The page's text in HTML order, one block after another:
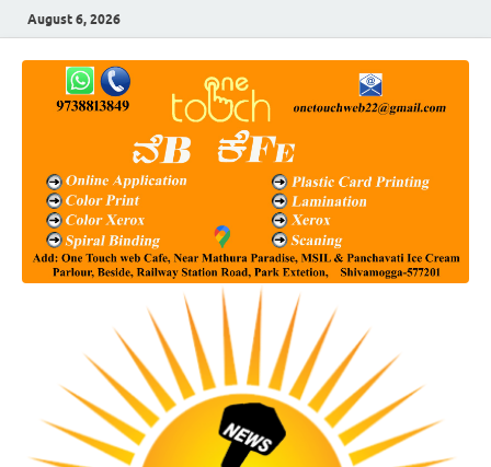
August 6, 2026